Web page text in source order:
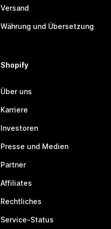
Versand
Währung und Übersetzung
Shopify
Über uns
Karriere
Investoren
Presse und Medien
Partner
Affiliates
Rechtliches
Service-Status